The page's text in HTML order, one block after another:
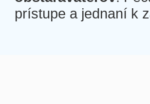
prístupe a jednaní k